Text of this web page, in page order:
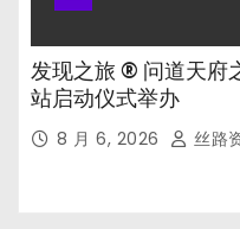
发现之旅 ® 问道天府
站启动仪式举办
8 月 6, 2026 丝路